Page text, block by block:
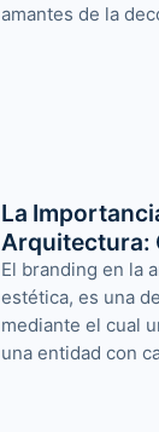
amantes de la
La
Arquitectura:
El branding en la
estética, es una
mediante el cual
una entidad con